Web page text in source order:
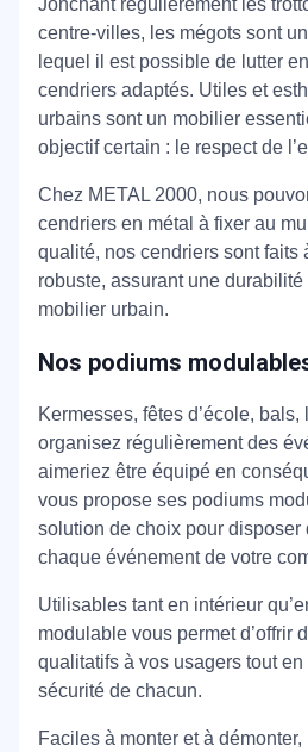
Jonchant régulièrement les
centre-villes, les mégots sont
lequel il est possible de lutter
cendriers adaptés. Utiles et
urbains sont un mobilier
objectif certain : le respect de
Chez METAL 2000, nous
cendriers en métal à fixer au
qualité, nos cendriers sont faits
robuste, assurant une
mobilier urbain.
Nos podiums
Kermesses, fêtes d’école,
organisez régulièrement des
aimeriez être équipé en
vous propose ses podiums
solution de choix pour disposer
chaque événement de votre
Utilisables tant en intérieur
modulable vous permet d’offrir
qualitatifs à vos usagers tout
sécurité de chacun.
Faciles à monter et à